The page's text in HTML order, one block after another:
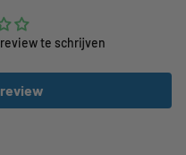
te schrijven